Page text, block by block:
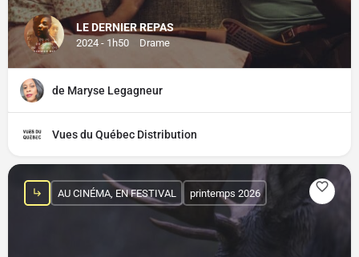
LE DERNIER REPAS
2024 - 1h50 Drame
de Maryse Legagneur
Vues du Québec Distribution
AU CINÉMA, EN FESTIVAL printemps 2026